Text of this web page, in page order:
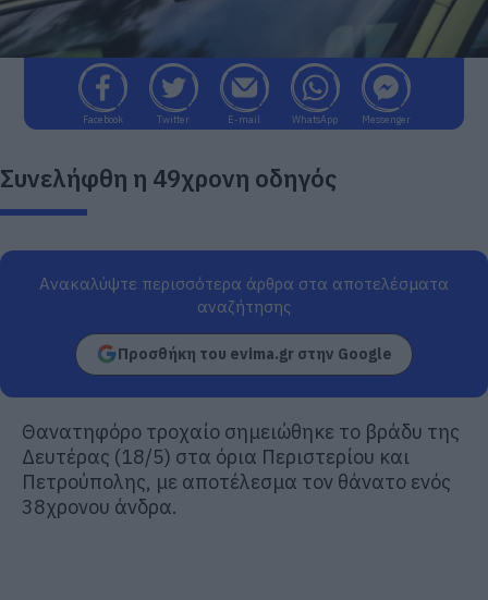
Facebook Twitter E-mail WhatsApp Messenger
Συνελήφθη η 49χρονη οδηγός
Ανακαλύψτε περισσότερα άρθρα στα αποτελέσματα
αναζήτησης
Προσθήκη του evima.gr στην Google
Θανατηφόρο τροχαίο σημειώθηκε το βράδυ της
Δευτέρας (18/5) στα όρια Περιστερίου και
Πετρούπολης, με αποτέλεσμα τον θάνατο ενός
38χρονου άνδρα.